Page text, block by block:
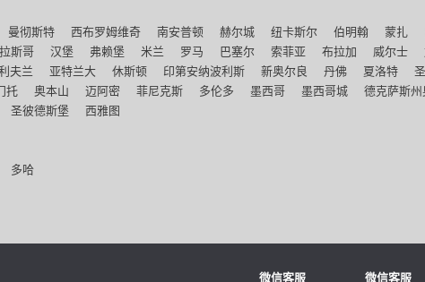
曼彻斯特 西布罗姆维奇 南安普顿 赫尔城 纽卡斯尔 伯明翰 蒙扎
斯哥 汉堡 弗赖堡 米兰 罗马 巴塞尔 索菲亚 布拉加 威尔士
夫兰 亚特兰大 休斯顿 印第安纳波利斯 新奥尔良 丹佛 夏洛特
托 奥本山 迈阿密 菲尼克斯 多伦多 墨西哥 墨西哥城 德克萨斯州
圣彼德斯堡
西雅图
多哈
微信客服 微信客服